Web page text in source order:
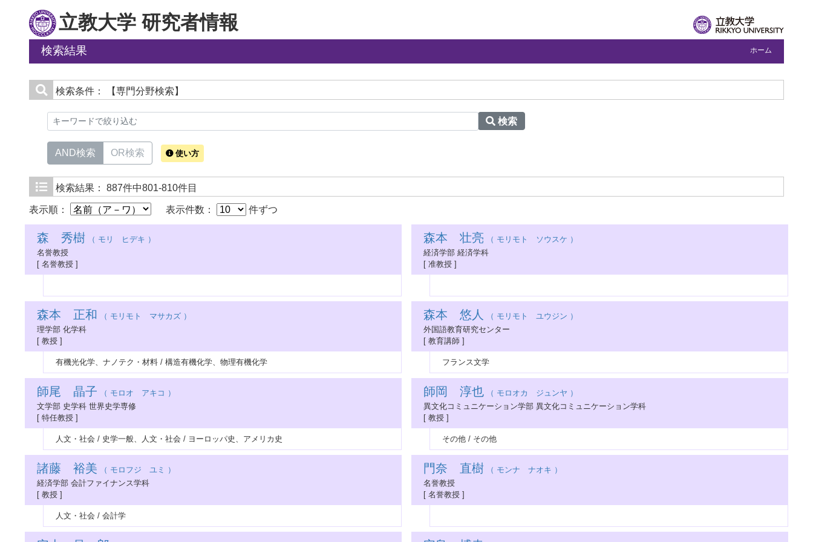
立教大学 研究者情報
検索結果 ホーム
検索条件： 【専門分野検索】
検索
AND検索 OR検索 使い方
検索結果： 887件中801-810件目
表示順： 表示件数： 件ずつ
森 秀樹 （ モリ ヒデキ ）
名誉教授
[ 名誉教授 ]
森本 壮亮 （ モリモト ソウスケ ）
経済学部 経済学科
[ 准教授 ]
森本 正和
（ モリモト マサカズ ）
理学部 化学科
[ 教授 ]
有機光化学、ナノテク・材料 / 構造有機化学、物理有機化学
森本 悠人
（ モリモト ユウジン ）
外国語教育研究センター
[ 教育講師 ]
フランス文学
師尾 晶子 （ モロオ アキコ ）
文学部 史学科 世界史学専修
[ 特任教授 ]
人文・社会 / 史学一般、人文・社会 / ヨーロッパ史、アメリカ史
師岡 淳也 （ モロオカ ジュンヤ ）
異文化コミュニケーション学部 異文化コミュニケーション学科
[ 教授 ]
その他 / その他
諸藤 裕美 （ モロフジ ユミ ）
経済学部 会計ファイナンス学科
[ 教授 ]
人文・社会 / 会計学
門奈 直樹 （ モンナ ナオキ ）
名誉教授
[ 名誉教授 ]